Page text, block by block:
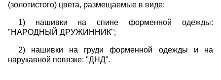
(золотистого) цвета, размещаемые в виде:
1) нашивки на спине форменной одежды:
"НАРОДНЫЙ ДРУЖИННИК";
2) нашивки на груди форменной одежды и на
нарукавной повязке: "ДНД".